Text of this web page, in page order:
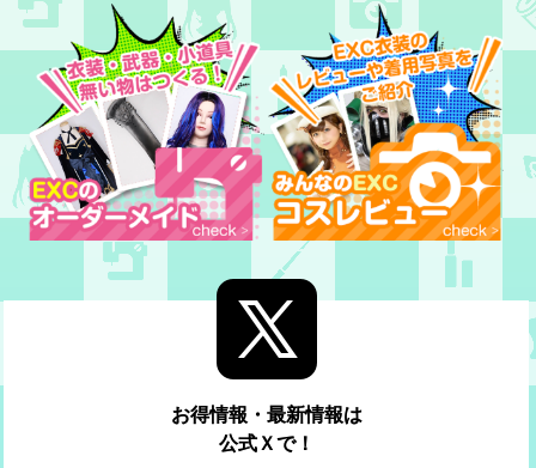
お得情報・最新情報は
公式Ｘで！